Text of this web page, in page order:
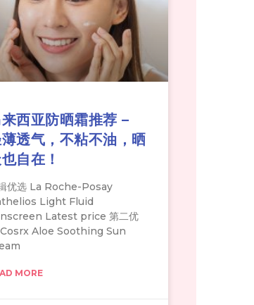
西亚防晒霜推荐 –
透气，不粘不油，晒
自在！
优选 La Roche-Posay
Light Fluid
Latest price 第二优
Aloe Soothing Sun
MORE